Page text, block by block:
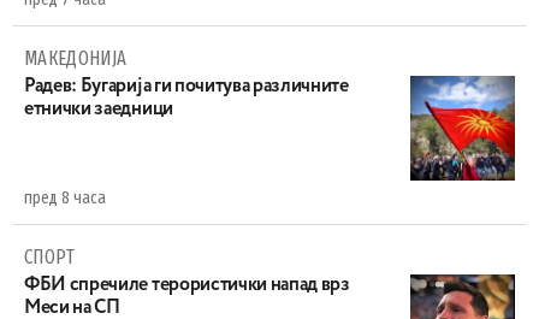
МАКЕДОНИЈА
Радев: Бугарија ги почитува различните
етнички заедници
пред 8 часа
СПОРТ
ФБИ спречиле терористички напад врз
Меси на СП